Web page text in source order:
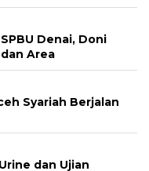
Denai, Doni
Area
Syariah Berjalan
dan Ujian